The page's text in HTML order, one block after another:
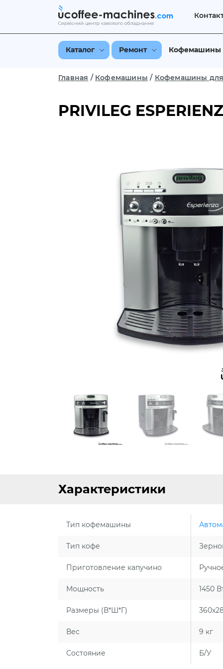
Каталог Ремонт Кофемашины
Главная / Кофемашины / Кофемашины
PRIVILEG
Характеристики
Тип кофемашины
Тип кофе
Приготовление капучино
Мощность 1450
Размеры (В*Ш*Г)
Вес 9 кг
Состояние Б/У